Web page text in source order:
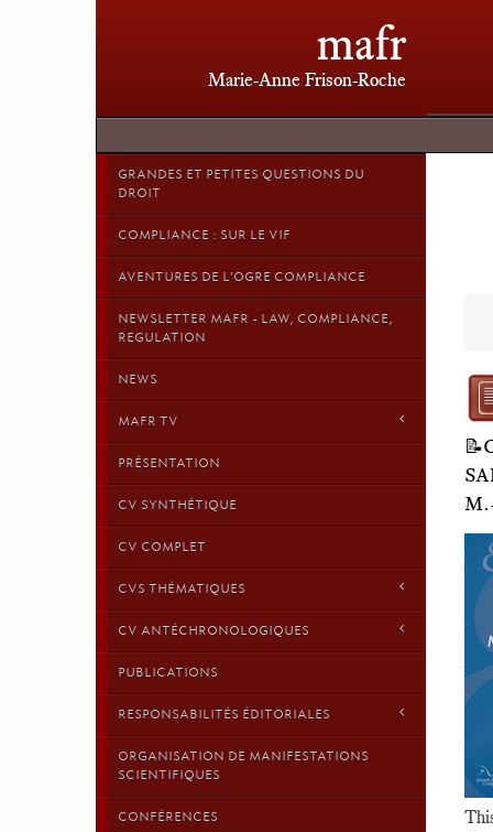
mafr
Marie-Anne Frison-Roche
GRANDES ET PETITES QUESTIONS DU
DROIT
COMPLIANCE : SUR LE VIF
AVENTURES DE L'OGRE COMPLIANCE
NEWSLETTER MAFR - LAW, COMPLIANCE,
REGULATION
NEWS
MAFR TV
PRÉSENTATION
CV SYNTHÉTIQUE
CV COMPLET
CVS THÉMATIQUES
CV ANTÉCHRONOLOGIQUES
PUBLICATIONS
RESPONSABILITÉS ÉDITORIALES
ORGANISATION DE MANIFESTATIONS
SCIENTIFIQUES
CONFÉRENCES